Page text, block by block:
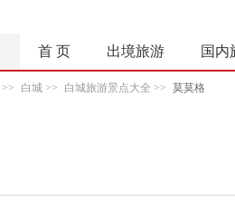
首 页 出境旅游 国内
>> 白城 >> 白城旅游景点大全 >> 莫莫格